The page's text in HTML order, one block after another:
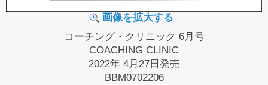
画像を拡大する
コーチング・クリニック 6月号
COACHING CLINIC
2022年 4月27日発売
BBM0702206